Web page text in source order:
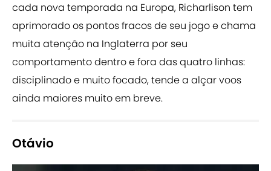
cada nova temporada na Europa, Richarlison tem
aprimorado os pontos fracos de seu jogo e chama
muita atenção na Inglaterra por seu
comportamento dentro e fora das quatro linhas:
disciplinado e muito focado, tende a alçar voos
ainda maiores muito em breve.
Otávio